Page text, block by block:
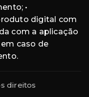
•
digital com
com a aplicação
caso de
direitos